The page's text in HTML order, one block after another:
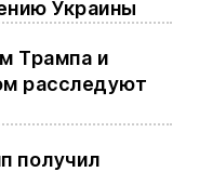
Украины
Трампа и
расследуют
получил